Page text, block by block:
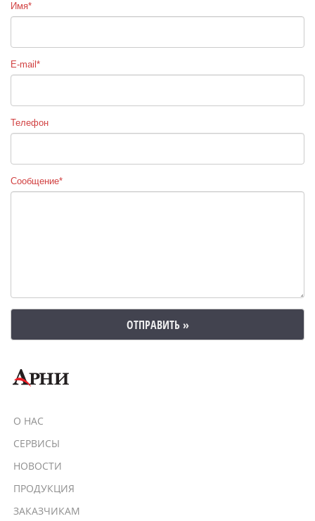
Имя*
E-mail*
Телефон
Сообщение*
ОТПРАВИТЬ »
О НАС
СЕРВИСЫ
НОВОСТИ
ПРОДУКЦИЯ
ЗАКАЗЧИКАМ